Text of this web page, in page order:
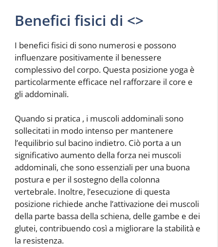
Benefici fisici di <>
I benefici fisici di sono numerosi e possono
influenzare positivamente il benessere
complessivo del corpo. Questa posizione yoga è
particolarmente efficace nel rafforzare il core e
gli addominali.
Quando si pratica , i muscoli addominali sono
sollecitati in modo intenso per mantenere
l’equilibrio sul bacino indietro. Ciò porta a un
significativo aumento della forza nei muscoli
addominali, che sono essenziali per una buona
postura e per il sostegno della colonna
vertebrale. Inoltre, l’esecuzione di questa
posizione richiede anche l’attivazione dei muscoli
della parte bassa della schiena, delle gambe e dei
glutei, contribuendo così a migliorare la stabilità e
la resistenza.